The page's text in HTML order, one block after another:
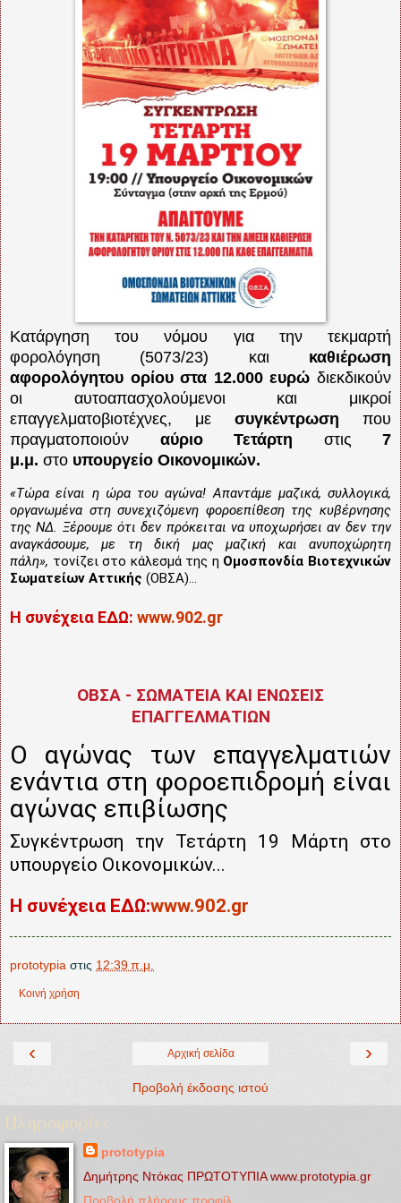
Κατάργηση του νόμου για την τεκμαρτή
φορολόγηση (5073/23) και καθιέρωση
αφορολόγητου ορίου στα 12.000 ευρώ διεκδικούν
οι αυτοαπασχολούμενοι και μικροί
επαγγελματοβιοτέχνες, με συγκέντρωση που
πραγματοποιούν αύριο Τετάρτη στις 7
μ.μ. στο υπουργείο Οικονομικών.
«Τώρα είναι η ώρα του αγώνα! Απαντάμε μαζικά, συλλογικά,
οργανωμένα στη συνεχιζόμενη φοροεπίθεση της κυβέρνησης
της ΝΔ. Ξέρουμε ότι δεν πρόκειται να υποχωρήσει αν δεν την
αναγκάσουμε, με τη δική μας μαζική και ανυποχώρητη
πάλη», τονίζει στο κάλεσμά της η Ομοσπονδία Βιοτεχνικών
Σωματείων Αττικής (ΟΒΣΑ)...
Η συνέχεια ΕΔΩ: www.902.gr
ΟΒΣΑ - ΣΩΜΑΤΕΙΑ ΚΑΙ ΕΝΩΣΕΙΣ
ΕΠΑΓΓΕΛΜΑΤΙΩΝ
Ο αγώνας των επαγγελματιών
ενάντια στη φοροεπιδρομή είναι
αγώνας επιβίωσης
Συγκέντρωση την Τετάρτη 19 Μάρτη στο
υπουργείο Οικονομικών...
Η συνέχεια ΕΔΩ:www.902.gr
prototypia στις 12:39 π.μ.
Κοινή χρήση
‹ ›
Αρχική σελίδα
Προβολή έκδοσης ιστού
Πληροφορίες
prototypia
Δημήτρης Ντόκας ΠΡΩΤΟΤΥΠΙΑ www.prototypia.gr